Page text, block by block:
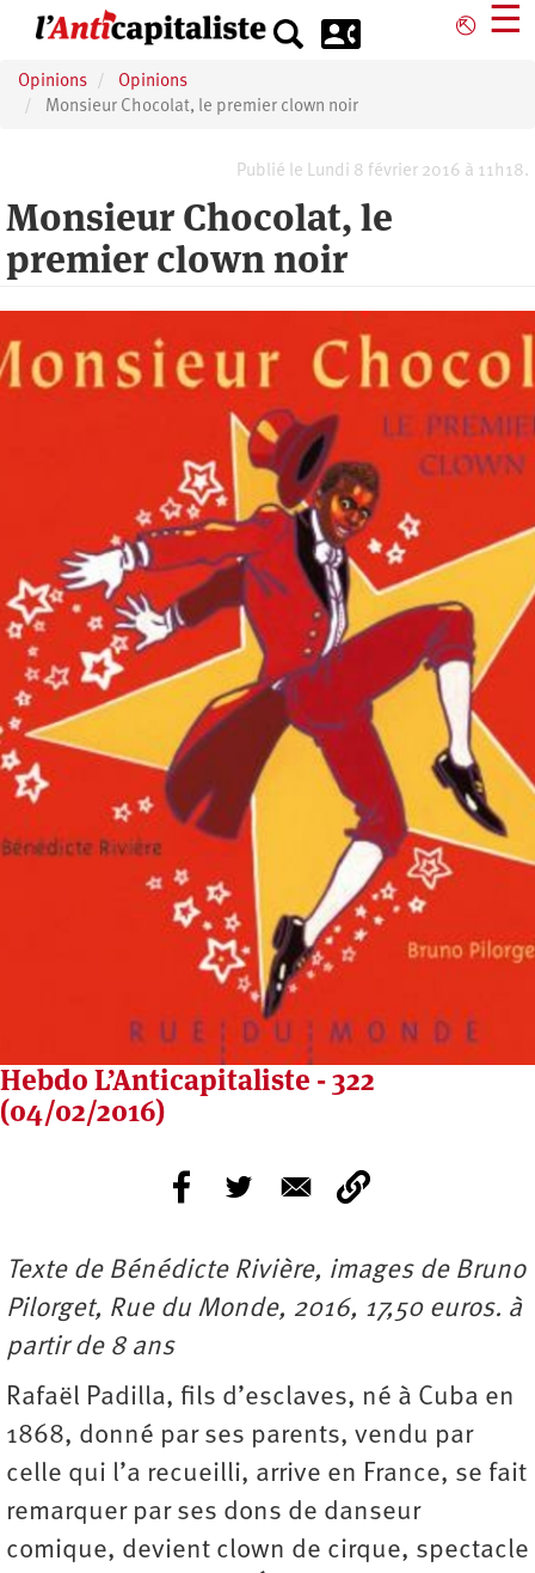
principal
⎋ ☰
Opinions
Opinions
Monsieur Chocolat, le premier clown noir
Publié le Lundi 8 février 2016 à 11h18.
Monsieur Chocolat, le
premier clown noir
Hebdo L’Anticapitaliste - 322
(04/02/2016)
Texte de Bénédicte Rivière, images de Bruno
Pilorget, Rue du Monde, 2016, 17,50 euros. à
partir de 8 ans
Rafaël Padilla, fils d’esclaves, né à Cuba en
1868, donné par ses parents, vendu par
celle qui l’a recueilli, arrive en France, se fait
remarquer par ses dons de danseur
comique, devient clown de cirque, spectacle